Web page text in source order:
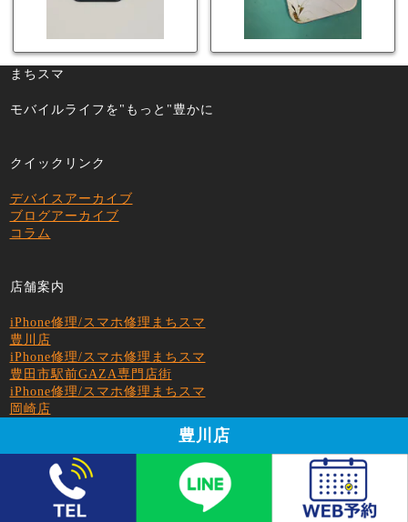
まちスマ
モバイルライフを"もっと"豊かに
クイックリンク
デバイスアーカイブ
ブログアーカイブ
コラム
店舗案内
iPhone修理/スマホ修理まちスマ
豊川店
iPhone修理/スマホ修理まちスマ
豊田市駅前GAZA専門店街
iPhone修理/スマホ修理まちスマ
岡崎店
iPhone修理/スマホ修理まちスマ
iPhone修理/スマホ修理まちスマ
ドン・キホーテUNY小牧店
iPhone修理/スマホ修理まちスマ
イオン春日井店
豊川店